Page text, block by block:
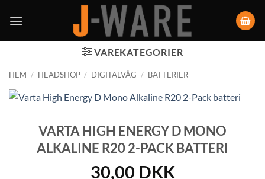
VAREKATEGORIER
HEM / HEADSHOP / DIGITALVÅG / BATTERIER
VARTA HIGH ENERGY D MONO
ALKALINE R20 2-PACK BATTERI
30,00 DKK